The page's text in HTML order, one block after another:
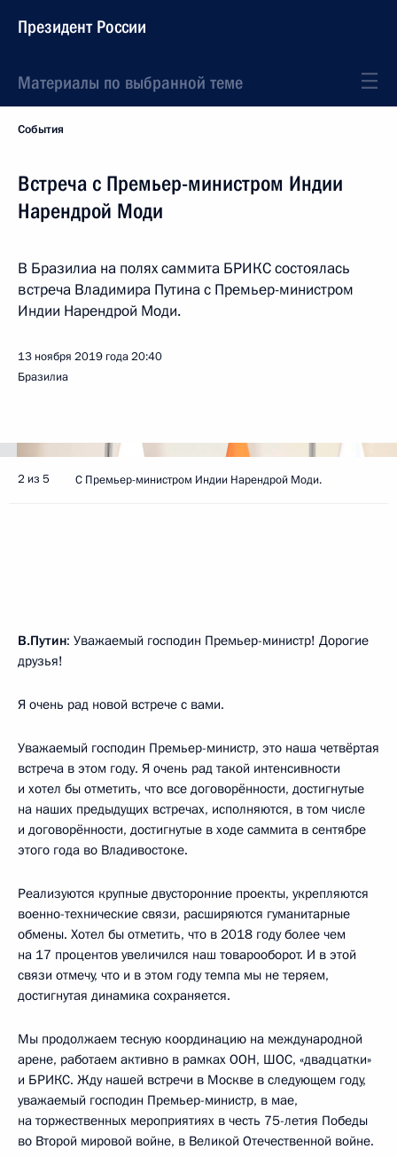
Президент России
Материалы по выбранной теме
События
Встреча с Премьер-министром Индии
Нарендрой Моди
В Бразилиа на полях саммита БРИКС состоялась
встреча Владимира Путина с Премьер-министром
Индии Нарендрой Моди.
13 ноября 2019 года20:40
Бразилиа
2 из 5 С Премьер-министром Индии Нарендрой Моди.
В.Путин: Уважаемый господин Премьер-министр! Дорогие
друзья!
Я очень рад новой встрече с вами.
Уважаемый господин Премьер-министр, это наша четвёртая
встреча в этом году. Я очень рад такой интенсивности
и хотел бы отметить, что все договорённости, достигнутые
на наших предыдущих встречах, исполняются, в том числе
и договорённости, достигнутые в ходе саммита в сентябре
этого года во Владивостоке.
Реализуются крупные двусторонние проекты, укрепляются
военно-технические связи, расширяются гуманитарные
обмены. Хотел бы отметить, что в 2018 году более чем
на 17 процентов увеличился наш товарооборот. И в этой
связи отмечу, что и в этом году темпа мы не теряем,
достигнутая динамика сохраняется.
Мы продолжаем тесную координацию на международной
арене, работаем активно в рамках ООН, ШОС, «двадцатки»
и БРИКС. Жду нашей встречи в Москве в следующем году,
уважаемый господин Премьер-министр, в мае,
на торжественных мероприятиях в честь 75-летия Победы
во Второй мировой войне, в Великой Отечественной войне.